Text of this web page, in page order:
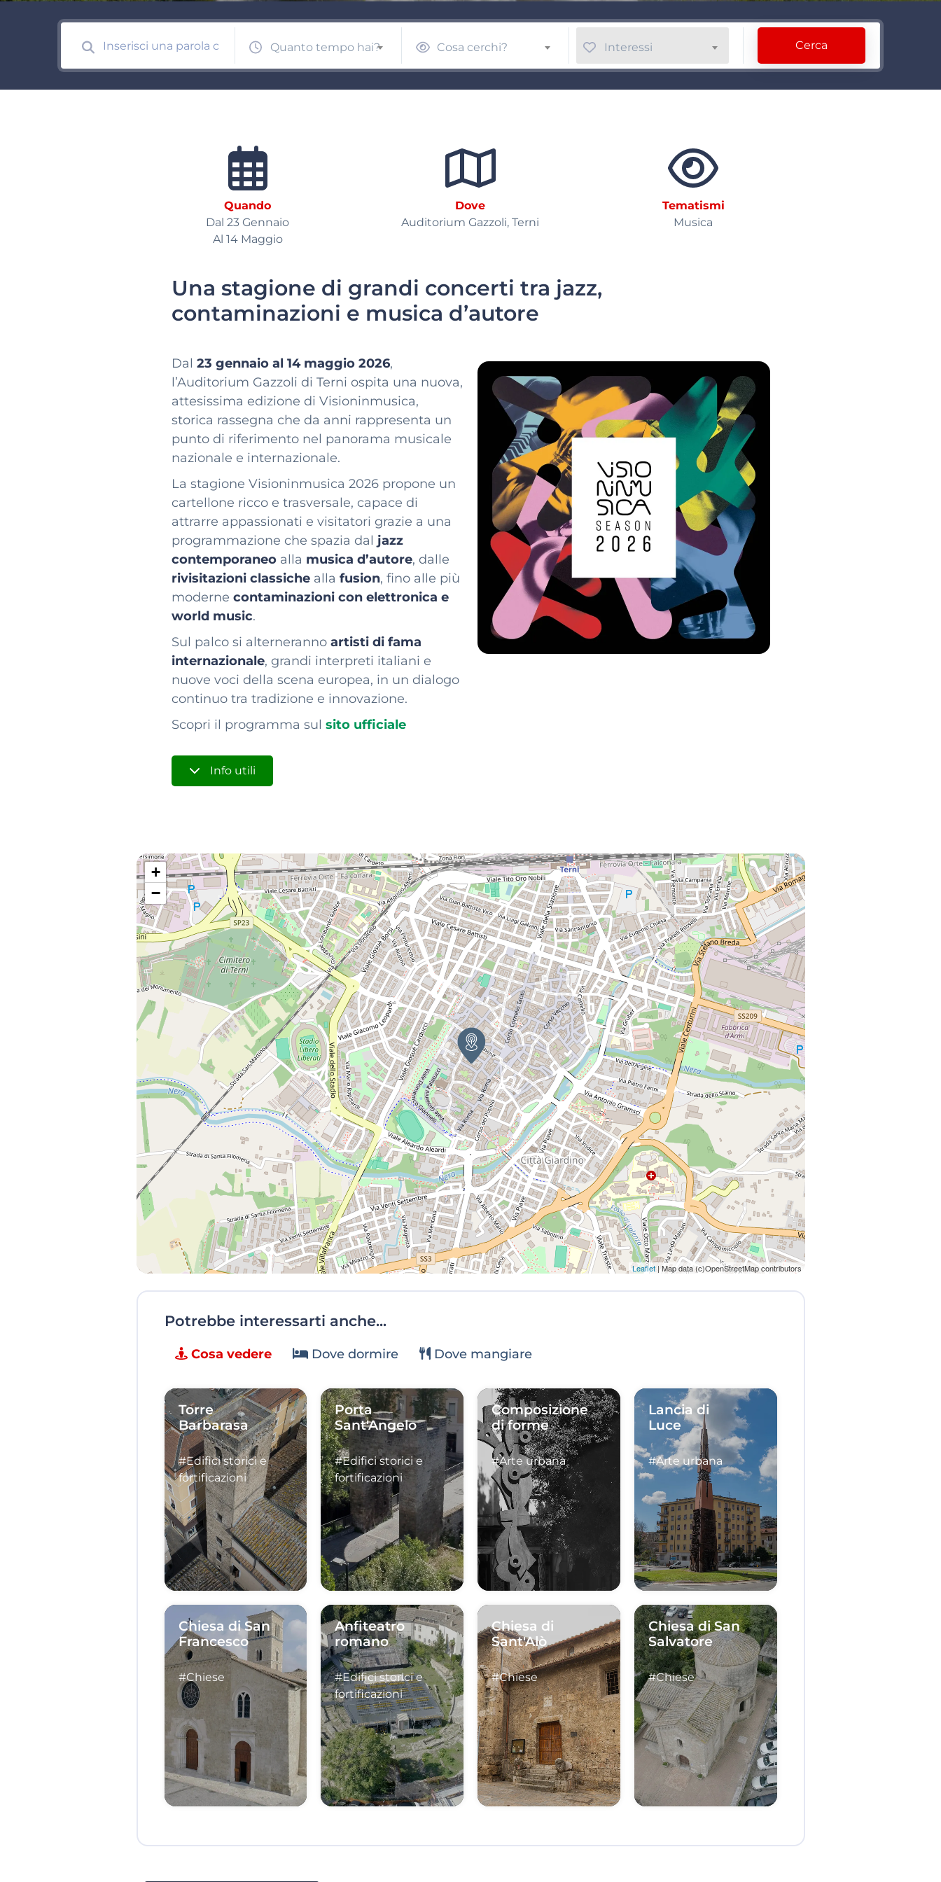
Quanto tempo hai? Cosa cerchi? Interessi Cerca
Quando
Dal 23 Gennaio
Al 14 Maggio
Dove
Auditorium Gazzoli, Terni
Tematismi
Musica
Una stagione di grandi concerti tra jazz,
contaminazioni e musica d’autore
Dal 23 gennaio al 14 maggio 2026,
l’Auditorium Gazzoli di Terni ospita una nuova,
attesissima edizione di Visioninmusica,
storica rassegna che da anni rappresenta un
punto di riferimento nel panorama musicale
nazionale e internazionale.
La stagione Visioninmusica 2026 propone un
cartellone ricco e trasversale, capace di
attrarre appassionati e visitatori grazie a una
programmazione che spazia dal jazz
contemporaneoalla musica d’autore, dalle
rivisitazioni classichealla fusion, fino alle più
moderne contaminazioni con elettronica e
world music.
Sul palco si alterneranno artisti di fama
internazionale, grandi interpreti italiani e
nuove voci della scena europea, in un dialogo
continuo tra tradizione e innovazione.
Scopri il programma sul sito ufficiale
Info utili
+
−
Leaflet| Map data (c)OpenStreetMap contributors
Potrebbe interessarti anche...
Cosa vedere Dove dormire Dove mangiare
Torre
Barbarasa
#Edifici storici e
fortificazioni
Porta
Sant'Angelo
#Edifici storici e
fortificazioni
Composizione
di forme
#Arte urbana
Lancia di
Luce
#Arte urbana
Chiesa di San
Francesco
#Chiese
Anfiteatro
romano
#Edifici storici e
fortificazioni
Chiesa di
Sant'Alò
#Chiese
Chiesa di San
Salvatore
#Chiese